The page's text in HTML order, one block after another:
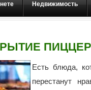
Недвижимость
Есть блюда,
перестанут